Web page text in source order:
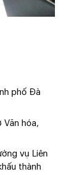
phố Đà
Văn hóa,
vụ Liên
thành